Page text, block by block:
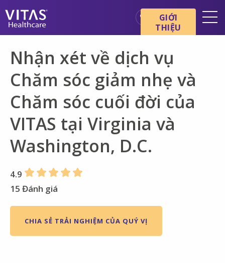
Cơ bản về chăm sóc cuối đời
Dịch vụ
Chuyên gia chăm sóc sức
khỏe
Gia đình và người chăm sóc
GIỚI
THIỆU
Nhận xét về dịch vụ
Chăm sóc giảm nhẹ và
Chăm sóc cuối đời của
VITAS tại Virginia và
Washington, D.C.
4.9
15 Đánh giá
CHIA SẺ TRẢI NGHIỆM CỦA QUÝ VỊ